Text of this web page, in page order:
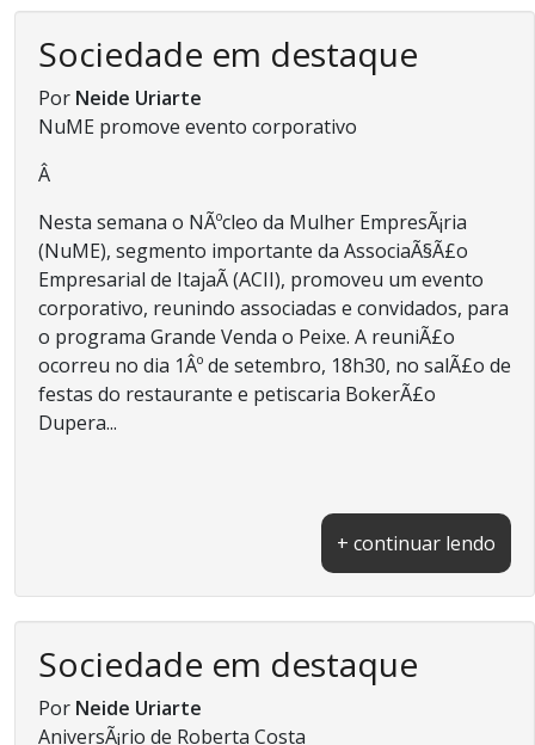
Sociedade em destaque
Por Neide Uriarte
NuME promove evento corporativo
Â
Nesta semana o NÃºcleo da Mulher EmpresÃ¡ria
(NuME), segmento importante da AssociaÃ§Ã£o
Empresarial de ItajaÃ­ (ACII), promoveu um evento
corporativo, reunindo associadas e convidados, para
o programa Grande Venda o Peixe. A reuniÃ£o
ocorreu no dia 1Âº de setembro, 18h30, no salÃ£o de
festas do restaurante e petiscaria BokerÃ£o
Dupera...
+ continuar lendo
Sociedade em destaque
Por Neide Uriarte
AniversÃ¡rio de Roberta Costa